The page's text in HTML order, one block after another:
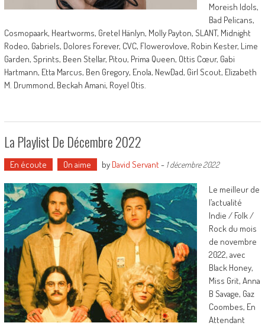
Moreish Idols,
Bad Pelicans,
Cosmopaark, Heartworms, Gretel Hänlyn, Molly Payton, SLANT, Midnight
Rodeo, Gabriels, Dolores Forever, CVC, Flowerovlove, Robin Kester, Lime
Garden, Sprints, Been Stellar, Pitou, Prima Queen, Ottis Cœur, Gabi
Hartmann, Etta Marcus, Ben Gregory, Enola, NewDad, Girl Scout, Elizabeth
M. Drummond, Beckah Amani, Royel Otis.
La Playlist De Décembre 2022
En écoute On aime by David Servant- 1 décembre 2022
Le meilleur de
l’actualité
Indie / Folk /
Rock du mois
de novembre
2022, avec
Black Honey,
Miss Grit, Anna
B Savage, Gaz
Coombes, En
Attendant